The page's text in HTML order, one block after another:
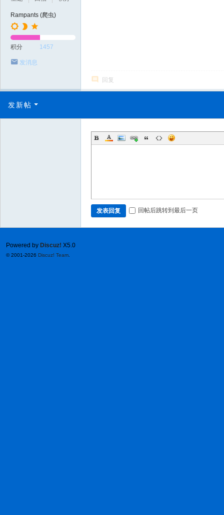
Rampants (爬虫)
积分 1457
发消息
回复
发新帖
发表回复 回帖后跳转到最后一页
Powered by Discuz! X5.0
© 2001-2026 Discuz! Team